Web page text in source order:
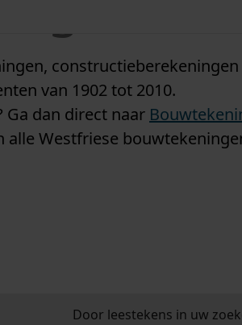
van 1902 tot 2010.
Ga dan direct naar
alle Westfriese
Door leestekens in uw